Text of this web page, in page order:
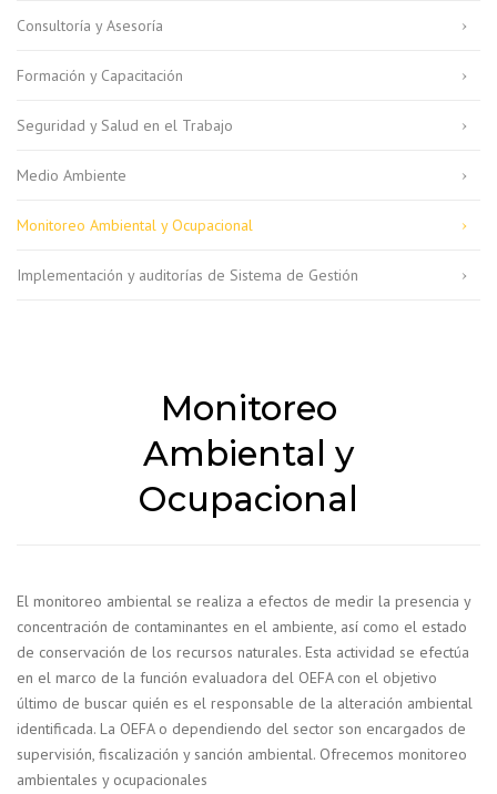
Consultoría y Asesoría
Formación y Capacitación
Seguridad y Salud en el Trabajo
Medio Ambiente
Monitoreo Ambiental y Ocupacional
Implementación y auditorías de Sistema de Gestión
Monitoreo
Ambiental y
Ocupacional
El monitoreo ambiental se realiza a efectos de medir la presencia y
concentración de contaminantes en el ambiente, así como el estado
de conservación de los recursos naturales. Esta actividad se efectúa
en el marco de la función evaluadora del OEFA con el objetivo
último de buscar quién es el responsable de la alteración ambiental
identificada. La OEFA o dependiendo del sector son encargados de
supervisión, fiscalización y sanción ambiental. Ofrecemos monitoreo
ambientales y ocupacionales